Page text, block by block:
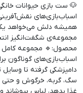
اسباب‌بازی‌های
همیشه دلش می‌خواهد یک
مجموعه‌ی شگفت‌انگیز
محصول:🔹 مجموعه کامل
اسباب‌بازی‌های گوناگون
دامپزشکی گرفته تا
سگ، گربه، خرگوش و حتی